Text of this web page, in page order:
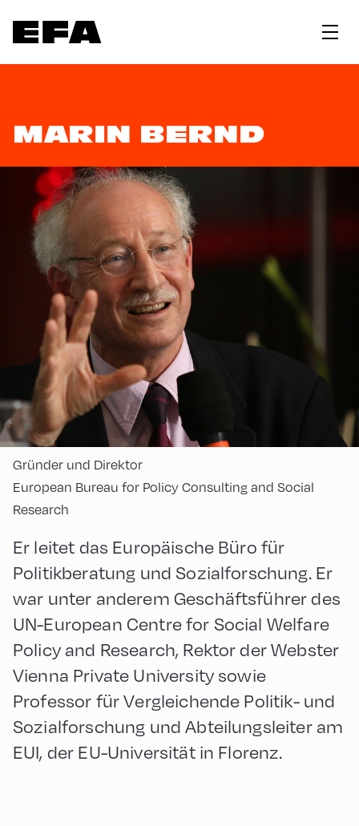
MARIN BERND
Gründer und Direktor
European Bureau for Policy Consulting and Social
Research
Er leitet das Europäische Büro für
Politikberatung und Sozialforschung. Er
war unter anderem Geschäftsführer des
UN-European Centre for Social Welfare
Policy and Research, Rektor der Webster
Vienna Private University sowie
Professor für Vergleichende Politik- und
Sozialforschung und Abteilungsleiter am
EUI, der EU-Universität in Florenz.